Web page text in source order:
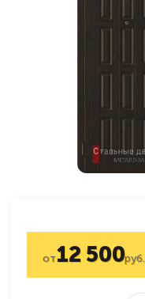
от12 500руб.